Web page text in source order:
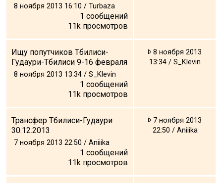
8 ноября 2013 16:10 / Turbaza
1 сообщений
11k просмотров
Ищу попутчиков Тбилиси-
Гудаури-Тбилиси 9-16 февраля
8 ноября 2013 13:34 / S_Klevin
1 сообщений
11k просмотров
8 ноября 2013
13:34 / S_Klevin
Трансфер Тбилиси-Гудаури
30.12.2013
7 ноября 2013 22:50 / Aniiika
1 сообщений
11k просмотров
7 ноября 2013
22:50 / Aniiika
Безопасность